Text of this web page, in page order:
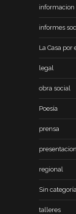
informacion
informes
La Casa por
legal
obra social
Poesía
prensa
regional
Sin categoría
talleres